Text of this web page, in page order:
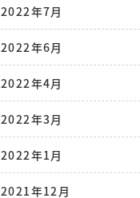
2022年7月
2022年6月
2022年4月
2022年3月
2022年1月
2021年12月